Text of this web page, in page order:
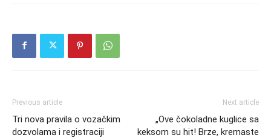
Previous article
Tri nova pravila o vozačkim
dozvolama i registraciji
Next article
„Ove čokoladne kuglice sa
keksom su hit! Brze, kremaste